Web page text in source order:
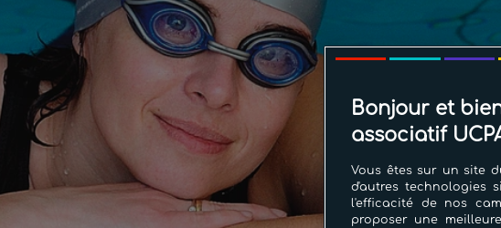
Bonjour et
associatif
Vous êtes sur un site
d'autres technologies
l'efficacité de nos
proposer une